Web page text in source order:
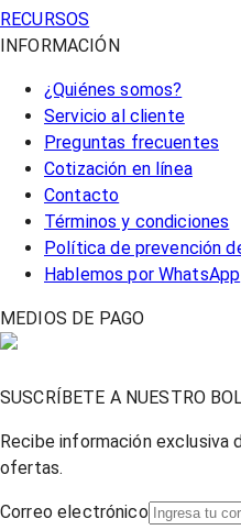
RECURSOS
INFORMACIÓN
¿Quiénes somos?
Servicio al cliente
Preguntas frecuentes
Cotización en línea
Contacto
Términos y condiciones
Política de prevención
Hablemos por WhatsApp
MEDIOS DE PAGO
SUSCRÍBETE A NUESTRO
Recibe información exclusiva
ofertas.
Correo electrónico